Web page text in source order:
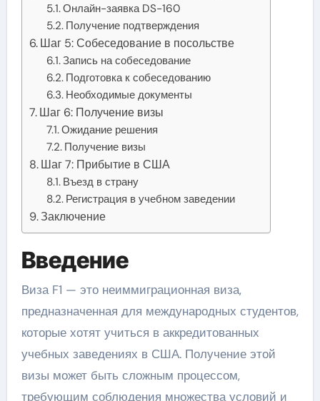
Онлайн-заявка DS-160
Получение подтверждения
Шаг 5: Собеседование в посольстве
Запись на собеседование
Подготовка к собеседованию
Необходимые документы
Шаг 6: Получение визы
Ожидание решения
Получение визы
Шаг 7: Прибытие в США
Въезд в страну
Регистрация в учебном заведении
Заключение
Введение
Виза F1 — это неиммиграционная виза,
предназначенная для международных студентов,
которые хотят учиться в аккредитованных
учебных заведениях в США. Получение этой
визы может быть сложным процессом,
требующим соблюдения множества условий и